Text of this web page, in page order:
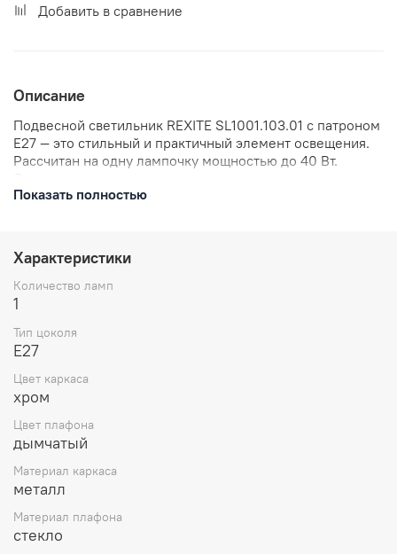
Добавить в сравнение
Описание
Подвесной светильник REXITE SL1001.103.01 с патроном
E27 — это стильный и практичный элемент освещения.
Рассчитан на одну лампочку мощностью до 40 Вт.
уютной атмосферы в вашем доме. Артикул:
Показать полностью
Характеристики
Количество ламп
1
Тип цоколя
E27
Цвет каркаса
хром
Цвет плафона
дымчатый
Материал каркаса
металл
Материал плафона
стекло